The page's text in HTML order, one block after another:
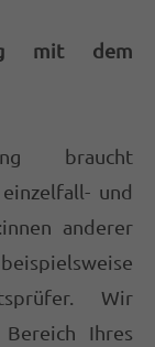
mit dem
braucht
und
anderer
Wir
Ihres